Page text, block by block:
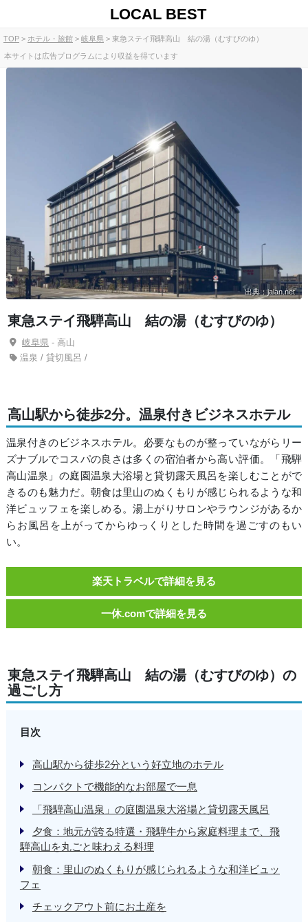
LOCAL BEST
TOP ホテル・旅館 岐阜県 東急ステイ飛騨高山 結の湯（むすびのゆ）
本サイトは広告プログラムにより収益を得ています
出典：jalan.net
東急ステイ飛騨高山 結の湯（むすびのゆ）
岐阜県- 高山
温泉 / 貸切風呂 /
高山駅から徒歩2分。温泉付きビジネスホテル
温泉付きのビジネスホテル。必要なものが整っていながらリー
ズナブルでコスパの良さは多くの宿泊者から高い評価。「飛騨
高山温泉」の庭園温泉大浴場と貸切露天風呂を楽しむことがで
きるのも魅力だ。朝食は里山のぬくもりが感じられるような和
洋ビュッフェを楽しめる。湯上がりサロンやラウンジがあるか
らお風呂を上がってからゆっくりとした時間を過ごすのもい
い。
楽天トラベルで詳細を見る
一休.comで詳細を見る
東急ステイ飛騨高山 結の湯（むすびのゆ）の
過ごし方
目次
高山駅から徒歩2分という好立地のホテル
コンパクトで機能的なお部屋で一息
「飛騨高山温泉」の庭園温泉大浴場と貸切露天風呂
夕食：地元が誇る特選・飛騨牛から家庭料理まで、飛
騨高山を丸ごと味わえる料理
朝食：里山のぬくもりが感じられるような和洋ビュッ
フェ
チェックアウト前にお土産を